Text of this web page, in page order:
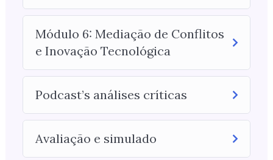
Módulo 6: Mediação de Conflitos
e Inovação Tecnológica
Podcast’s análises críticas
Avaliação e simulado